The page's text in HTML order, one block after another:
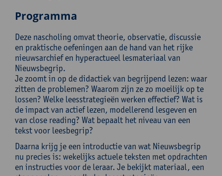
Programma
Deze nascholing omvat theorie, observatie, discussie
en praktische oefeningen aan de hand van het rijke
nieuwsarchief en hyperactueel lesmateriaal van
Nieuwsbegrip.
Je zoomt in op de didactiek van begrijpend lezen: waar
zitten de problemen? Waarom zijn ze zo moeilijk op te
lossen? Welke leesstrategieën werken effectief? Wat is
de impact van actief lezen, modellerend lesgeven en
van close reading? Wat bepaalt het niveau van een
tekst voor leesbegrip?
Daarna krijg je een introductie van wat Nieuwsbegrip
nu precies is: wekelijks actuele teksten met opdrachten
en instructies voor de leraar. Je bekijkt materiaal, een